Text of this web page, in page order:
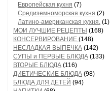
Европейская кухня (7)
Средиземноморская кухня (2)
Латино-американская кухня. (1)
МОИ ЛУЧШИЕ РЕЦЕПТЫ (168)
КОНСЕРВИРОВАНИЕ (148)
НЕСЛАДКАЯ ВЫПЕЧКА (142)
СУПЫ и ПЕРВЫЕ БЛЮДА (133)
ВТОРЫЕ БЛЮДА (116)
ДИЕТИЧЕСКИЕ БЛЮДА (98)
БЛЮДА ДЛЯ ДЕТЕЙ (94)